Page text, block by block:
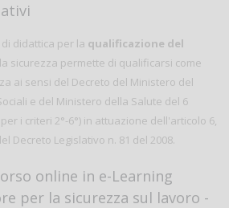
didattica per la qualificazione del
sicurezza permette di qualificarsi come
ai sensi del Decreto del Ministero del
e del Ministero della Salute del 6
i criteri 2°-6°) in attuazione dell'articolo 6,
Decreto Legislativo n. 81 del 2008.
online in e-Learning
per la sicurezza sul lavoro -